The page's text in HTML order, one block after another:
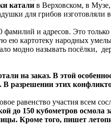
катали в Верховском, в
для грибов
фамилий и адресов. Это
картотеку народных
называть посёлки,
на заказ. В этой
этих
равенство участия всем
150 кубометров осмола
Кроме того, пишет